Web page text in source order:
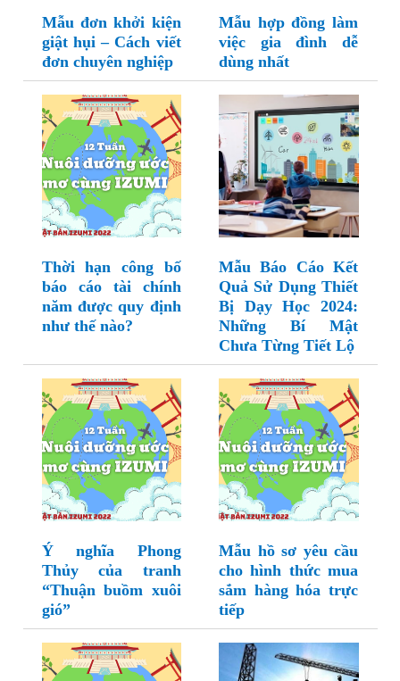
Mẫu đơn khởi kiện
giật hụi – Cách viết
đơn chuyên nghiệp
Mẫu hợp đồng làm
việc gia đình dễ
dùng nhất
Thời hạn công bố
báo cáo tài chính
năm được quy định
như thế nào?
Mẫu Báo Cáo Kết
Quả Sử Dụng Thiết
Bị Dạy Học 2024:
Những Bí Mật
Chưa Từng Tiết Lộ
Ý nghĩa Phong
Thủy của tranh
“Thuận buồm xuôi
gió”
Mẫu hồ sơ yêu cầu
cho hình thức mua
sắm hàng hóa trực
tiếp